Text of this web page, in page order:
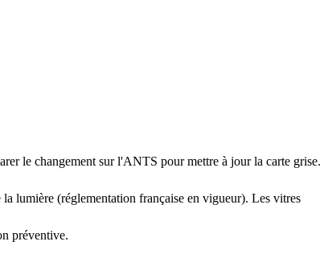
le changement sur l'ANTS pour mettre à jour la carte grise.
lumière (réglementation française en vigueur). Les vitres
préventive.